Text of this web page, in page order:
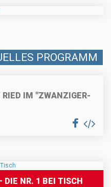
PROGRAMM
RIED IM "ZWANZIGER-
DIE NR. 1 BEI TISCH